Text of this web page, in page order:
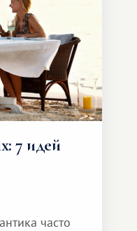
7 идей
часто